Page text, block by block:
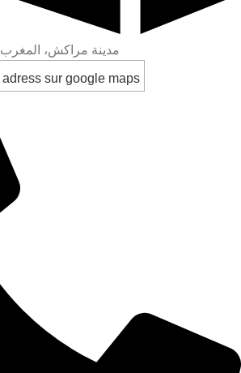
مدينة مراكش، المغرب
adress sur google maps